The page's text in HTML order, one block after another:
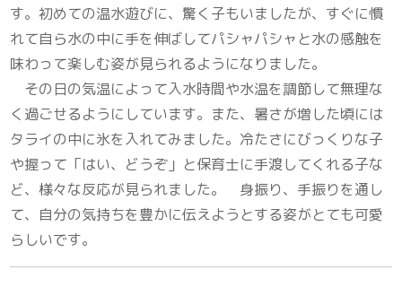
す。初めての温水遊びに、驚く子もいましたが、すぐに慣
れて自ら水の中に手を伸ばしてパシャパシャと水の感触を
味わって楽しむ姿が見られるようになりました。
その日の気温によって入水時間や水温を調節して無理な
く過ごせるようにしています。また、暑さが増した頃には
タライの中に氷を入れてみました。冷たさにびっくりな子
や握って「はい、どうぞ」と保育士に手渡してくれる子な
ど、様々な反応が見られました。 身振り、手振りを通し
て、自分の気持ちを豊かに伝えようとする姿がとても可愛
らしいです。